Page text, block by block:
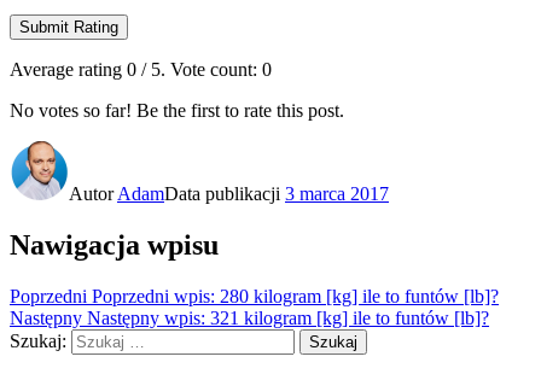
Submit Rating
Average rating 0 / 5. Vote count: 0
No votes so far! Be the first to rate this post.
AutorAdamData publikacji 3 marca 2017
Nawigacja wpisu
Poprzedni Poprzedni wpis: 280 kilogram [kg] ile to funtów [lb]?
Następny Następny wpis: 321 kilogram [kg] ile to funtów [lb]?
Szukaj:
Szukaj